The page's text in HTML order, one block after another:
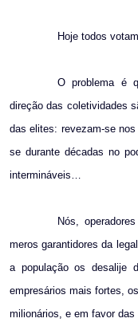
Hoje todos
O problema é
direção das coletividades
das elites: revezam-se
se durante décadas no
intermináveis…
Nós,
meros garantidores da
a população os desalije
empresários mais fortes,
milionários, e em favor